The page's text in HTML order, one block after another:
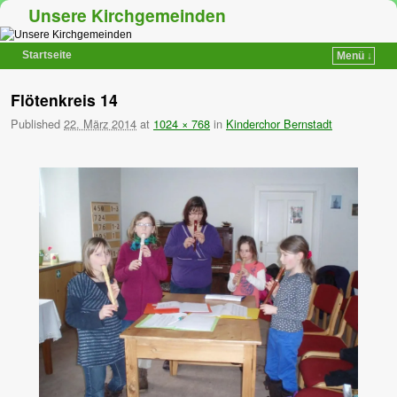
Unsere Kirchgemeinden
Startseite
Menü ↓
Flötenkreis 14
Published 22. März 2014 at 1024 × 768 in Kinderchor Bernstadt